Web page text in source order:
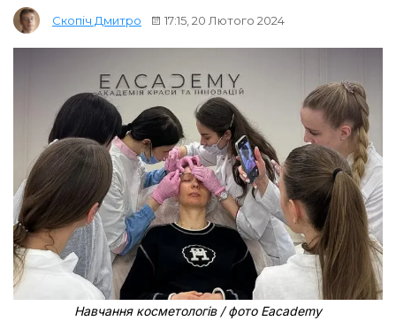
Скопіч Дмитро 17:15, 20 Лютого 2024
Навчання косметологів / фото Eacademy